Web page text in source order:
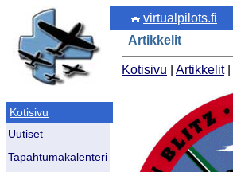
Kotisivu
Uutiset
Tapahtumakalenteri
virtualpilots.fi
Artikkelit
Kotisivu Artikkelit|